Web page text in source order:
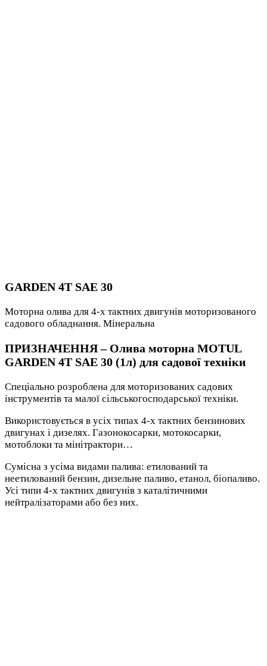
GARDEN 4T SAE 30
Моторна олива для 4-х тактних двигунів моторизованого
садового обладнання. Мінеральна
ПРИЗНАЧЕННЯ – Олива моторна MOTUL
GARDEN 4T SAE 30 (1л) для садової техніки
Спеціально розроблена для моторизованих садових
інструментів та малої сільськогосподарської техніки.
Використовується в усіх типах 4-х тактних бензинових
двигунах і дизелях. Газонокосарки, мотокосарки,
мотоблоки та мінітрактори…
Сумісна з усіма видами палива: етилований та
неетилований бензин, дизельне паливо, етанол, біопаливо.
Усі типи 4-х тактних двигунів з каталітичними
нейтралізаторами або без них.